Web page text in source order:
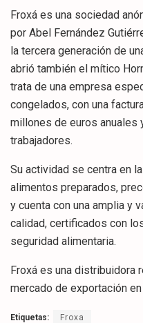
Froxá es una sociedad
por Abel Fernández
la tercera generación de
abrió también el mítico
trata de una empresa
congelados, con una
millones de euros anuales
trabajadores.
Su actividad se centra en
alimentos preparados,
y cuenta con una amplia y
calidad, certificados con
seguridad alimentaria.
Froxá es una distribuidora
mercado de exportación
Etiquetas: Froxa